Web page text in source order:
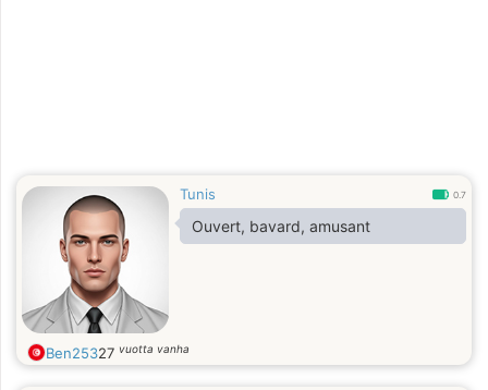
Tunis 0.7
Ouvert, bavard, amusant
Ben25327 vuotta vanha